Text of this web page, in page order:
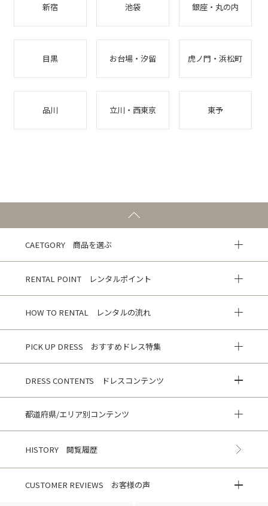
新宿 池袋 銀座・丸の内
目黒 お台場・汐留 虎ノ門・浜松町
品川 立川・西東京 東予
CAETGORY 商品を選ぶ
RENTAL POINT レンタルポイント
HOW TO RENTAL レンタルの流れ
PICK UP DRESS おすすめドレス特集
DRESS CONTENTS ドレスコンテンツ
都道府県/エリア別コンテンツ
HISTORY 閲覧履歴
CUSTOMER REVIEWS お客様の声